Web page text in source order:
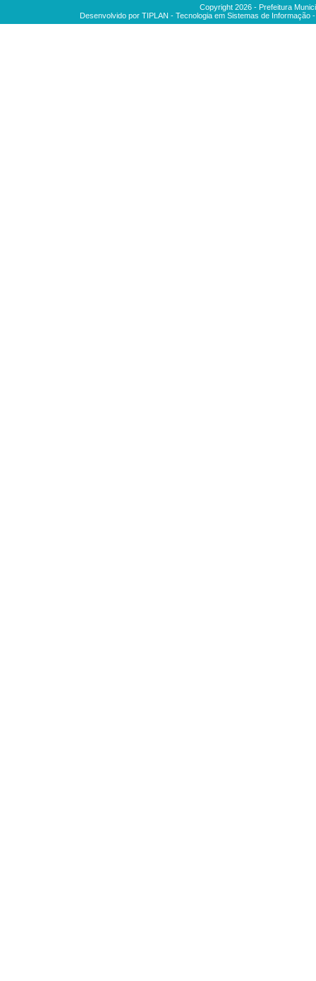
Copyright 2026 - Prefeitura
Desenvolvido por TIPLAN - Tecnologia em Sistemas de Informação